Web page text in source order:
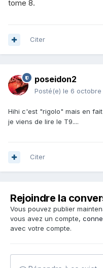
tome 8.
Citer
poseidon2
Posté(e) le 6 octobre
Hihi c'est "rigolo" mais en
je viens de lire le T9....
Citer
Rejoindre la
Vous pouvez publier
vous avez un compte,
avec votre compte.